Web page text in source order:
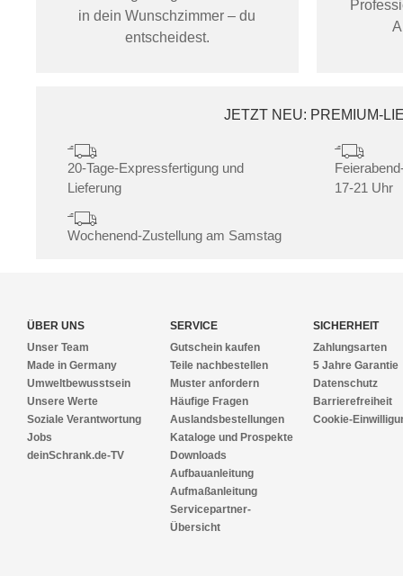
in dein Wunschzimmer – du
entscheidest.
JETZT NEU: PREMIUM-
20-Tage-Expressfertigung und
Lieferung
17-21 Uhr
Wochenend-Zustellung am Samstag
ÜBER UNS
Unser Team
Made in Germany
Umweltbewusstsein
Unsere Werte
Soziale Verantwortung
Jobs
deinSchrank.de-TV
SERVICE
Gutschein kaufen
Teile nachbestellen
Muster anfordern
Häufige Fragen
Auslandsbestellungen
Kataloge und Prospekte
Downloads
Aufbauanleitung
Aufmaßanleitung
Servicepartner-
Übersicht
SICHERHEIT
Zahlungsarten
5 Jahre Garantie
Datenschutz
Barrierefreiheit
Cookie-